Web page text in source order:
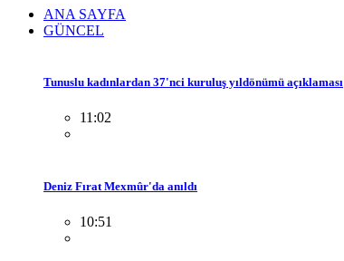
ANA SAYFA
GÜNCEL
Tunuslu kadınlardan 37'nci kuruluş yıldönümü açıklaması
11:02
Deniz Fırat Mexmûr'da anıldı
10:51